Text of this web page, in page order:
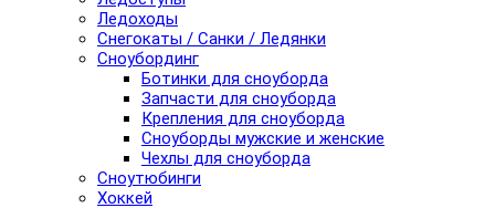
Ледоходы
Снегокаты / Санки / Ледянки
Сноубординг
Ботинки для сноуборда
Запчасти для сноуборда
Крепления для сноуборда
Сноуборды мужские и женские
Чехлы для сноуборда
Сноутюбинги
Хоккей